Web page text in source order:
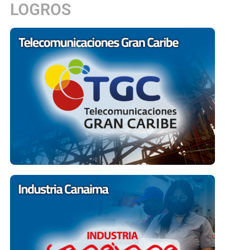
LOGROS